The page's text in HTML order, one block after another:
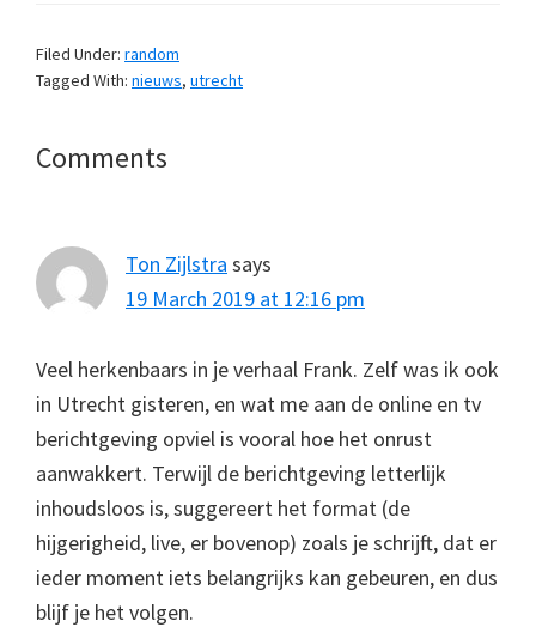
Filed Under: random
Tagged With: nieuws, utrecht
Reader
Comments
Ton Zijlstra says
19 March 2019 at 12:16 pm
Veel herkenbaars in je verhaal Frank. Zelf was ik ook
in Utrecht gisteren, en wat me aan de online en tv
berichtgeving opviel is vooral hoe het onrust
aanwakkert. Terwijl de berichtgeving letterlijk
inhoudsloos is, suggereert het format (de
hijgerigheid, live, er bovenop) zoals je schrijft, dat er
ieder moment iets belangrijks kan gebeuren, en dus
blijf je het volgen.